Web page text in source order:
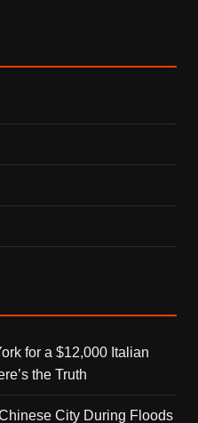
for a $12,000 Italian
the Truth
City During Floods